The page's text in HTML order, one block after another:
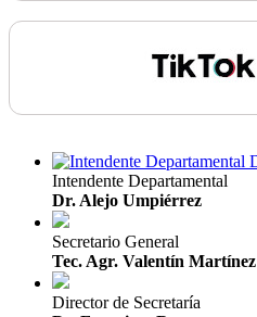
Intendente Departamental
Dr. Alejo Umpiérrez
Secretario General
Tec. Agr. Valentín Martínez
Director de Secretaría